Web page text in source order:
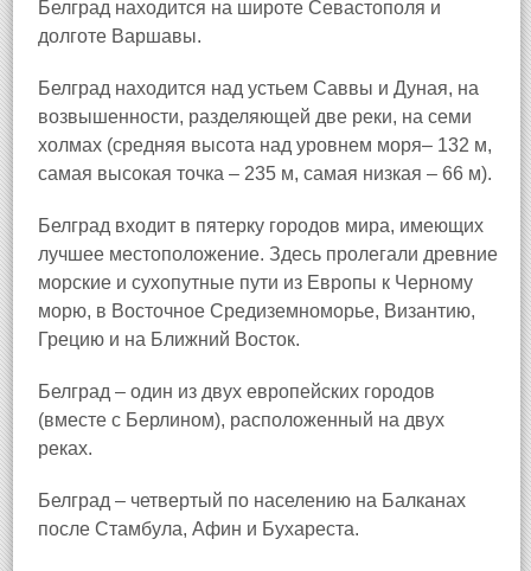
Белград находится на широте Севастополя и
долготе Варшавы.
Белград находится над устьем Саввы и Дуная, на
возвышенности, разделяющей две реки, на семи
холмах (средняя высота над уровнем моря– 132 м,
самая высокая точка – 235 м, самая низкая – 66 м).
Белград входит в пятерку городов мира, имеющих
лучшее местоположение. Здесь пролегали древние
морские и сухопутные пути из Европы к Черному
морю, в Восточное Средиземноморье, Византию,
Грецию и на Ближний Восток.
Белград – один из двух европейских городов
(вместе с Берлином), расположенный на двух
реках.
Белград – четвертый по населению на Балканах
после Стамбула, Афин и Бухареста.